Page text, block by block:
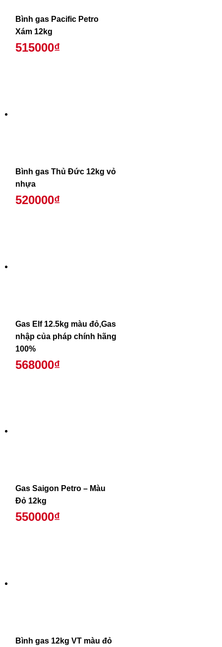
Bình gas Pacific Petro
Xám 12kg
515000₫
Bình gas Thủ Đức 12kg vỏ
nhựa
520000₫
Gas Elf 12.5kg màu đỏ,Gas
nhập của pháp chính hãng
100%
568000₫
Gas Saigon Petro – Màu
Đỏ 12kg
550000₫
Bình gas 12kg VT màu đỏ